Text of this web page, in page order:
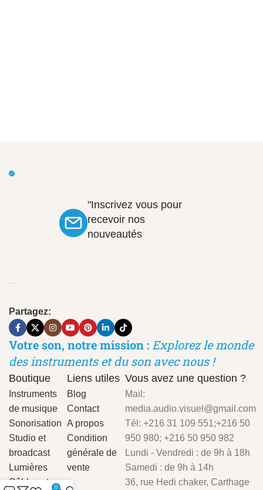
"Inscrivez vous pour
recevoir nos
nouveautés
Partagez:
Votre son, notre mission : Explorez le monde
des instruments et du son avec nous !
Boutique
Instruments
de musique
Sonorisation
Studio et
broadcast
Lumières
Câbles et
Liens utiles
Blog
Contact
A propos
Condition
générale de
vente
Vous avez une question ?
Mail:
media.audio.visuel@gmail.com
Tél: +216 31 109 551;+216 50
950 980; +216 50 950 982
Lundi - Vendredi : de 9h à 18h
Samedi : de 9h à 14h
36, rue Hedi chaker, Carthage
0